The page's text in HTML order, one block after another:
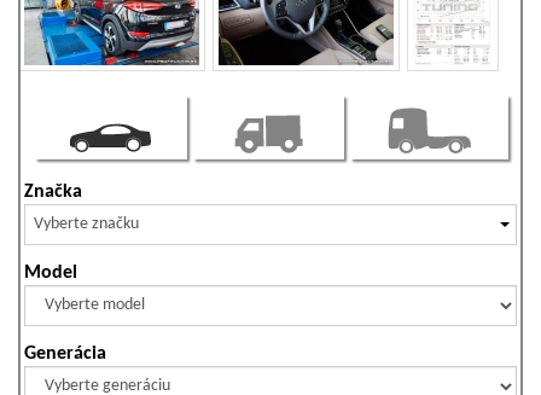
Značka
Vyberte značku
Model
Generácia